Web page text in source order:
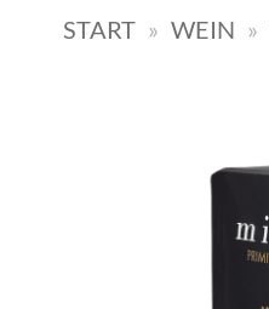
START » WEIN »